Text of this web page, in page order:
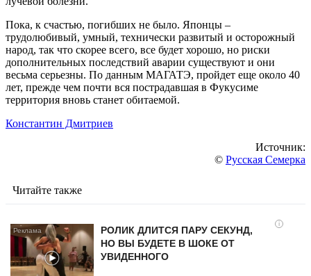
Пока, к счастью, погибших не было. Японцы –
трудолюбивый, умный, технически развитый и осторожный
народ, так что скорее всего, все будет хорошо, но риски
дополнительных последствий аварии существуют и они
весьма серьезны. По данным МАГАТЭ, пройдет еще около 40
лет, прежде чем почти вся пострадавшая в Фукусиме
территория вновь станет обитаемой.
Константин Дмитриев
Источник:
© Русская Семерка
Читайте также
i
РОЛИК ДЛИТСЯ ПАРУ СЕКУНД,
НО ВЫ БУДЕТЕ В ШОКЕ ОТ
УВИДЕННОГО